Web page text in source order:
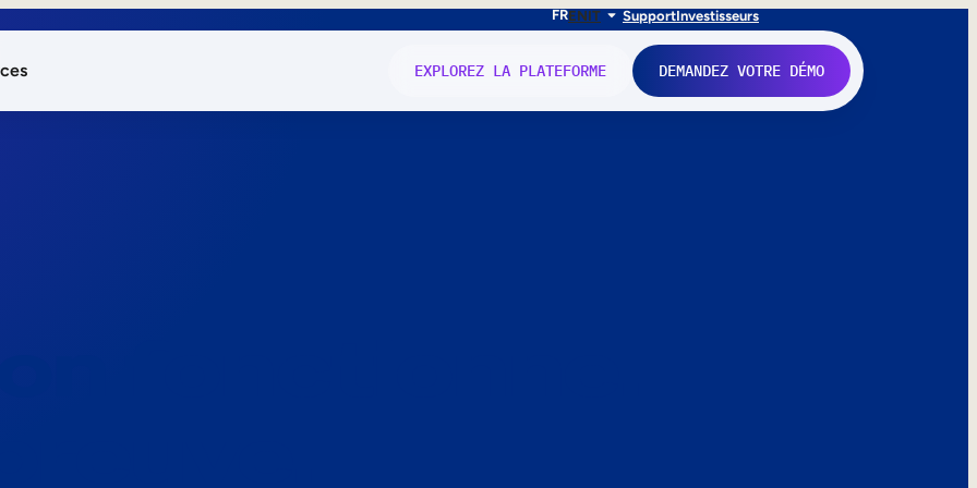
FRENIT SupportInvestisseurs
EXPLOREZ LA PLATEFORME DEMANDEZ VOTRE DÉMO